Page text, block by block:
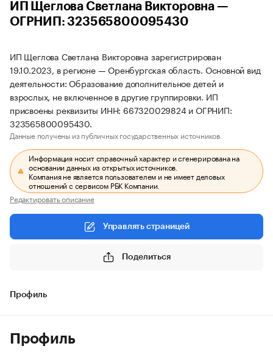
ИП Щеглова Светлана Викторовна —
ОГРНИП: 323565800095430
ИП Щеглова Светлана Викторовна зарегистрирован
19.10.2023, в регионе — Оренбургская область. Основной вид
деятельности: Образование дополнительное детей и
взрослых, не включенное в другие группировки. ИП
присвоены реквизиты ИНН: 667320029824 и ОГРНИП:
323565800095430.
Данные получены из публичных государственных источников.
Информация носит справочный характер и сгенерирована на
основании данных из открытых источников.
Компания не является пользователем и не имеет деловых
отношений с сервисом РБК Компании.
Редактировать описание
Управлять страницей
Поделиться
Профиль
Профиль